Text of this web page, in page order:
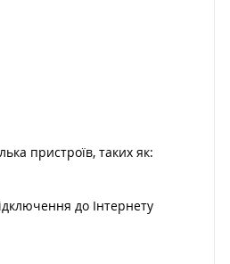
пристроїв, таких як:
до Інтернету